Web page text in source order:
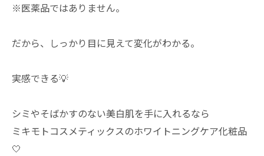
※医薬品ではありません。
だから、しっかり目に見えて変化がわかる。
実感できる💡
シミやそばかすのない美白肌を手に入れるなら
ミキモトコスメティックスのホワイトニングケア化粧品
🤍